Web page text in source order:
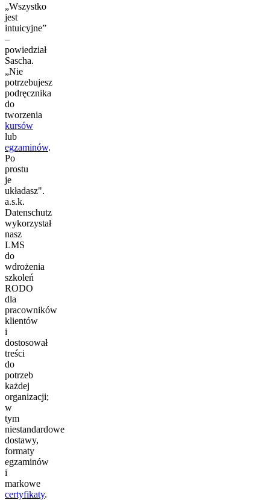
„Wszystko
jest
intuicyjne”
–
powiedział
Sascha.
„Nie
potrzebujesz
podręcznika
do
tworzenia
kursów
lub
egzaminów.
Po
prostu
je
układasz".
a.s.k.
Datenschutz
wykorzystał
nasz
LMS
do
wdrożenia
szkoleń
RODO
dla
pracowników
klientów
i
dostosował
treści
do
potrzeb
każdej
organizacji;
w
tym
niestandardowe
dostawy,
formaty
egzaminów
i
markowe
certyfikaty.